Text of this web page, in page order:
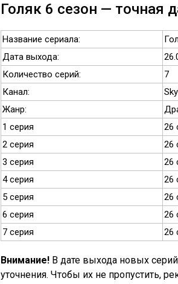
Голяк 6 сезон — точная
Название сериала:
Дата выхода:
Количество серий:
7
Канал:
Жанр:
1 серия
26
2 серия
26
3 серия
26
4 серия
26
5 серия
26
6 серия
26
7 серия
26
Внимание! В дате выхода новых
уточнения. Чтобы их не пропустить,